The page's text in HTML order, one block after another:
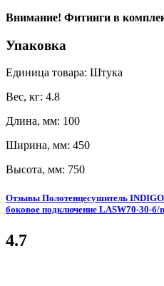
Внимание! Фитинги в
Упаковка
Единица товара: Штука
Вес, кг: 4.8
Длина, мм: 100
Ширина, мм: 450
Высота, мм: 750
Отзывы Полотенцесушитель
боковое подключение LASW70-30-б/
4.7